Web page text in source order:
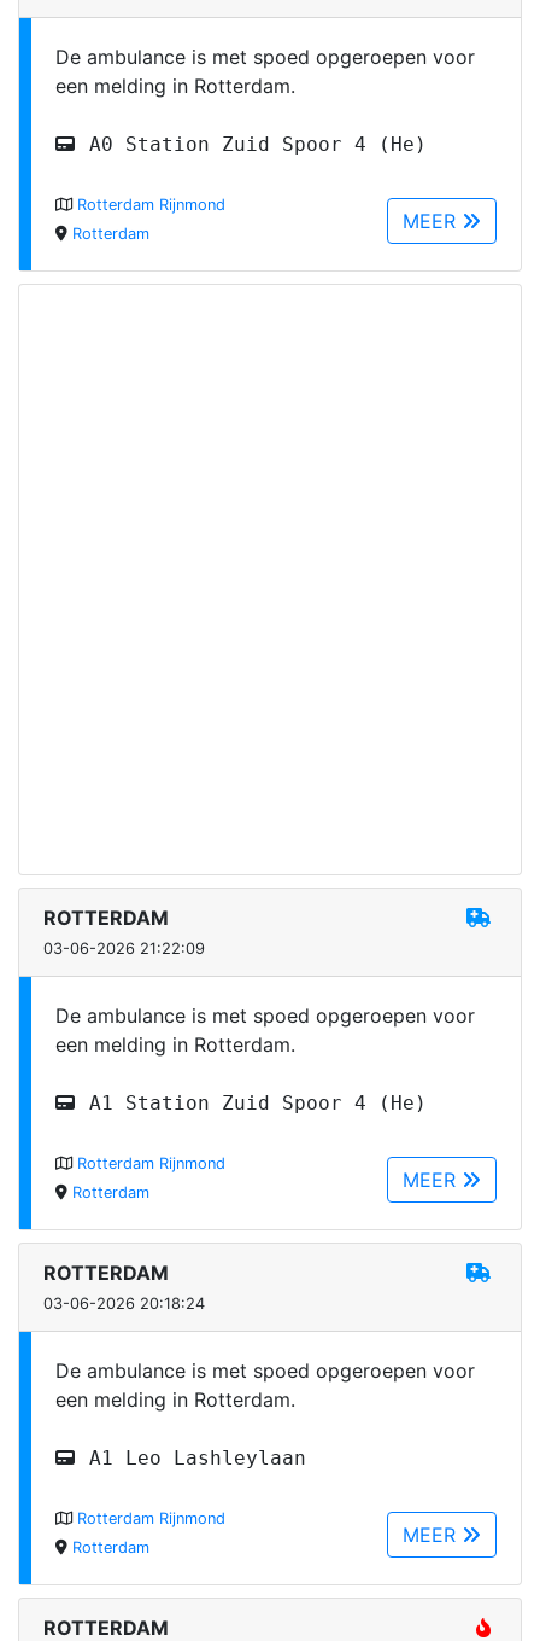
De ambulance is met spoed opgeroepen voor
een melding in Rotterdam.
A0 Station Zuid Spoor 4 (He)
MEER
Rotterdam Rijnmond
Rotterdam
ROTTERDAM
03-06-2026 21:22:09
De ambulance is met spoed opgeroepen voor
een melding in Rotterdam.
A1 Station Zuid Spoor 4 (He)
MEER
Rotterdam Rijnmond
Rotterdam
ROTTERDAM
03-06-2026 20:18:24
De ambulance is met spoed opgeroepen voor
een melding in Rotterdam.
A1 Leo Lashleylaan
MEER
Rotterdam Rijnmond
Rotterdam
ROTTERDAM